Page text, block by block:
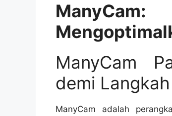
ManyCam
demi
ManyCam adalah